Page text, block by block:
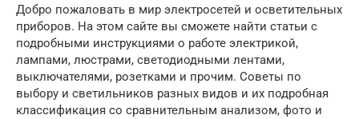
Добро пожаловать в мир электросетей и осветительных
приборов. На этом сайте вы сможете найти статьи с
подробными инструкциями о работе электрикой,
лампами, люстрами, светодиодными лентами,
выключателями, розетками и прочим. Советы по
выбору и светильников разных видов и их подробная
классификация со сравнительным анализом, фото и